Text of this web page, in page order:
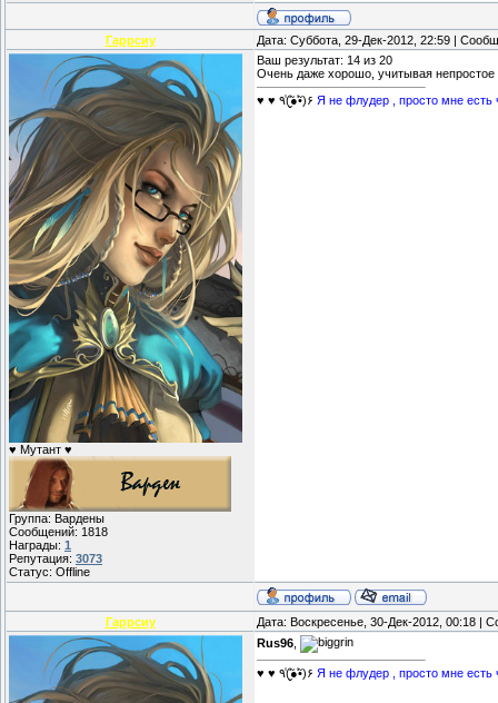
Гаррсиу Дата: Суббота, 29-Дек-2012, 22:59 |
♥ Мутант ♥
Группа: Вардены
Сообщений: 1818
Награды: 1
Репутация: 3073
Статус: Offline
Ваш результат: 14 из 20
Очень даже хорошо, учитывая непростое
♥ ♥ ٩(̾●̮̮̃̾•̃̾)۶ Я не флудер , просто мне есть
Гаррсиу Дата: Воскресенье, 30-Дек-2012, 00:18 |
Rus96
♥ ♥ ٩(̾●̮̮̃̾•̃̾)۶ Я не флудер , просто мне есть